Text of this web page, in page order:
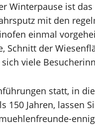
Winterpause ist
mit den
einmal
Schnitt der
viele
statt, in
Jahren, lassen